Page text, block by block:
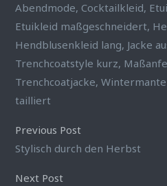
Abendmode, Cocktailkleid,
Etuikleid maßgeschneidert,
Hendblusenkleid lang, Jacke
Trenchcoatstyle kurz,
Trenchcoatjacke,
tailliert
Previous Post
Stylisch durch den Herbst
Next Post